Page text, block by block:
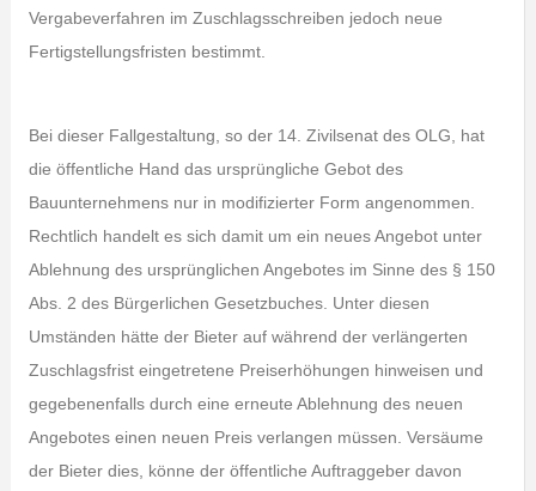
Vergabeverfahren im Zuschlagsschreiben jedoch neue
Fertigstellungsfristen bestimmt.
Bei dieser Fallgestaltung, so der 14. Zivilsenat des OLG, hat
die öffentliche Hand das ursprüngliche Gebot des
Bauunternehmens nur in modifizierter Form angenommen.
Rechtlich handelt es sich damit um ein neues Angebot unter
Ablehnung des ursprünglichen Angebotes im Sinne des § 150
Abs. 2 des Bürgerlichen Gesetzbuches. Unter diesen
Umständen hätte der Bieter auf während der verlängerten
Zuschlagsfrist eingetretene Preiserhöhungen hinweisen und
gegebenenfalls durch eine erneute Ablehnung des neuen
Angebotes einen neuen Preis verlangen müssen. Versäume
der Bieter dies, könne der öffentliche Auftraggeber davon